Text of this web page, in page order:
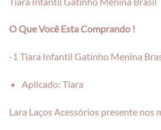
O Que Você Esta Comprando !
-1 Tiara Infantil Gatinho Menina
Aplicado: Tiara
Lara Laços Acessórios presente nos